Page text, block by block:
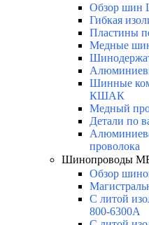
Обзор шин
Гибкая
Пластины
Медные
Шинные
КШАК
Медный
Детали по
проволока
Шинопроводы
Обзор
С литой
800-6300A